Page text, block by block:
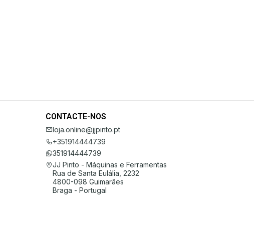
CONTACTE-NOS
loja.online@jjpinto.pt
+351914444739
351914444739
JJ Pinto - Máquinas e Ferramentas
Rua de Santa Eulália, 2232
4800-098 Guimarães
Braga - Portugal